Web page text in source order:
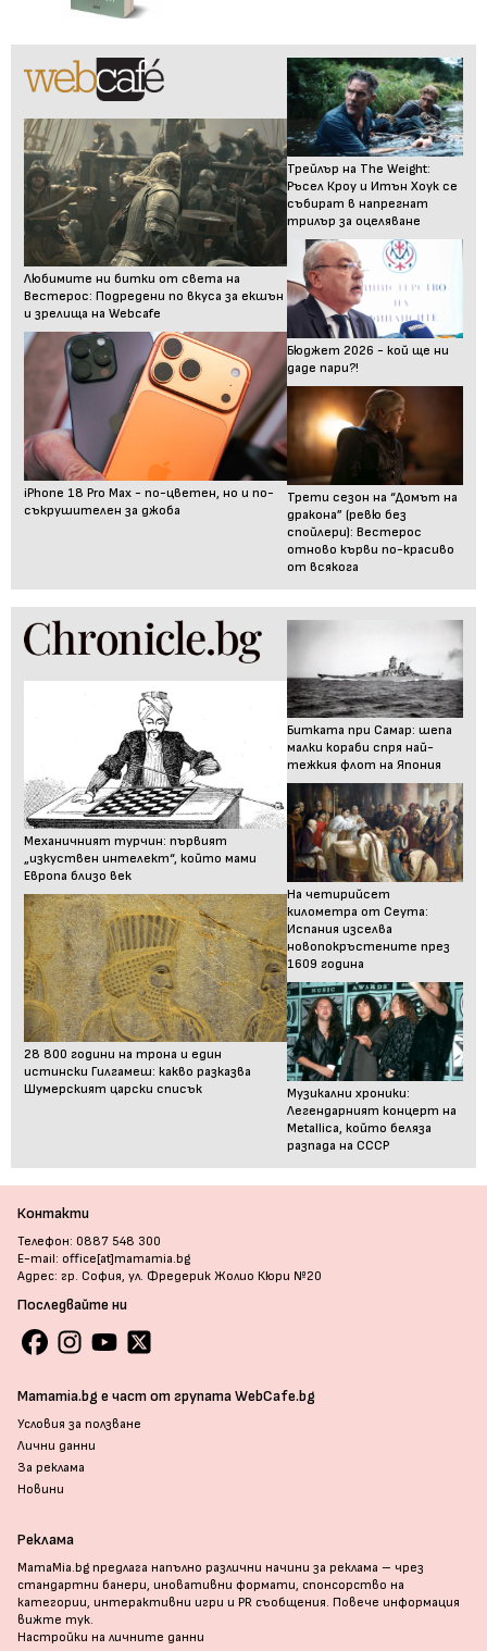
Любимите ни битки от света на
Вестерос: Подредени по вкуса за екшън
и зрелища на Webcafe
iPhone 18 Pro Max - по-цветен, но и по-
съкрушителен за джоба
Трейлър на The Weight:
Ръсел Кроу и Итън Хоук се
събират в напрегнат
трилър за оцеляване
Бюджет 2026 - кой ще ни
даде пари?!
Трети сезон на “Домът на
дракона” (ревю без
спойлери): Вестерос
отново кърви по-красиво
от всякога
Механичният турчин: първият
„изкуствен интелект“, който мами
Европа близо век
28 800 години на трона и един
истински Гилгамеш: какво разказва
Шумерският царски списък
Битката при Самар: шепа
малки кораби спря най-
тежкия флот на Япония
На четирийсет
километра от Сеута:
Испания изселва
новопокръстените през
1609 година
Музикални хроники:
Легендарният концерт на
Metallica, който беляза
разпада на СССР
Контакти
Телефон: 0887 548 300
E-mail: office[at]mamamia.bg
Адрес: гр. София, ул. Фредерик Жолио Кюри №20
Последвайте ни
Mamamia.bg е част от групата WebCafe.bg
Условия за ползване
Лични данни
За реклама
Новини
Реклама
MamaMia.bg предлага напълно различни начини за реклама – чрез
стандартни банери, иновативни формати, спонсорство на
категории, интерактивни игри и PR съобщения. Повече информация
вижте тук.
Настройки на личните данни